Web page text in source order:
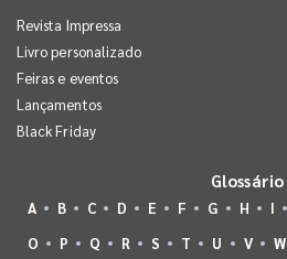
Revista Impressa
Livro personalizado
Feiras e eventos
Lançamentos
Black Friday
Glossário
A B C D E F G H I
O
P Q R S T U V W